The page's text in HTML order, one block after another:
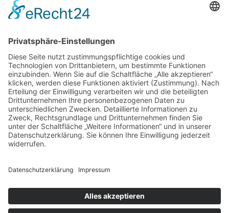
Jedes Kind wertschätzen!
Artikel
Artikel 2018
Artikel 2017
Artikel 2016
Artikel 2015
Artikel 2014
Artikel 2013
Artikel 2012
Artikel bis 2011
Artikel zum Download - Religion
Artikel zum Download
Autorenrunden
Individuelle Lernwege Teil II A
Individuelle Lernwege Teil II B
Weitere Bücher Deutsch